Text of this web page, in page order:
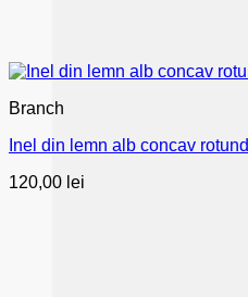
Branch
Inel din lemn alb concav rotund
120,00 lei